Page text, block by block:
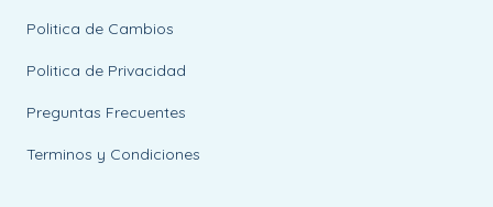
Politica de Cambios
Politica de Privacidad
Preguntas Frecuentes
Terminos y Condiciones